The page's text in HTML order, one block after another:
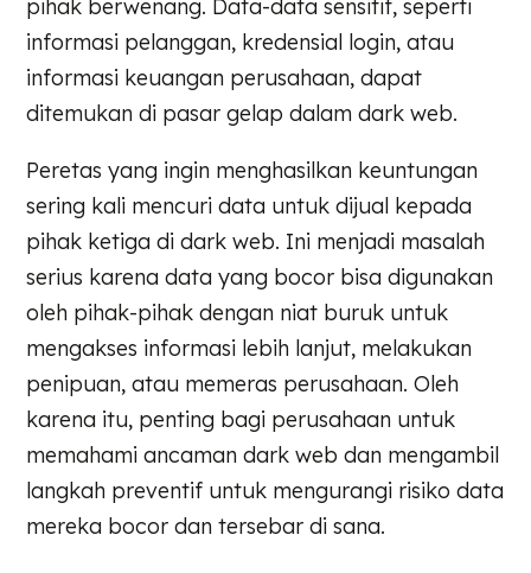
pihak berwenang. Data-data sensitif, seperti
informasi pelanggan, kredensial login, atau
informasi keuangan perusahaan, dapat
ditemukan di pasar gelap dalam dark web.
Peretas yang ingin menghasilkan keuntungan
sering kali mencuri data untuk dijual kepada
pihak ketiga di dark web. Ini menjadi masalah
serius karena data yang bocor bisa digunakan
oleh pihak-pihak dengan niat buruk untuk
mengakses informasi lebih lanjut, melakukan
penipuan, atau memeras perusahaan. Oleh
karena itu, penting bagi perusahaan untuk
memahami ancaman dark web dan mengambil
langkah preventif untuk mengurangi risiko data
mereka bocor dan tersebar di sana.